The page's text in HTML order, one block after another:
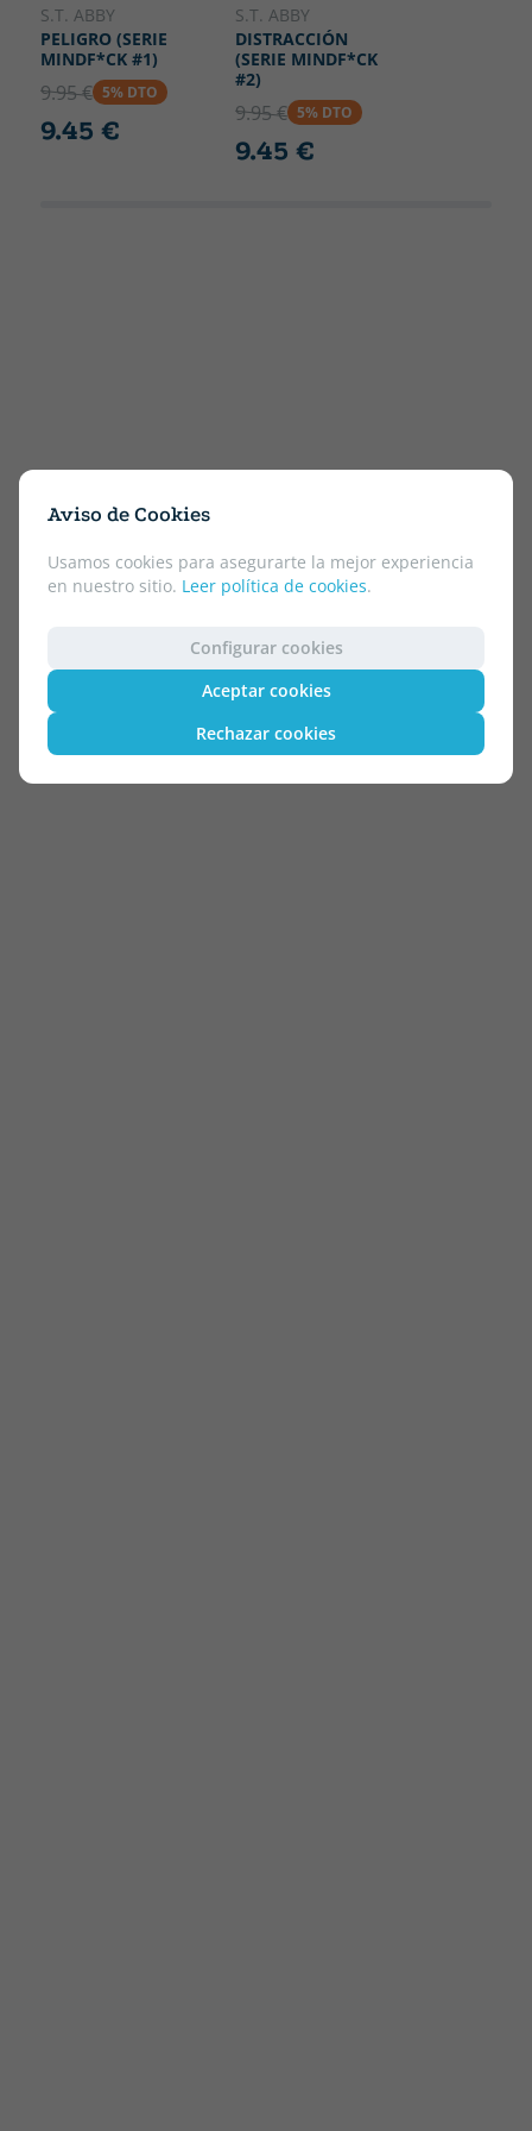
Aviso de Cookies
Usamos cookies para asegurarte la mejor experiencia
en nuestro sitio. Leer política de cookies.
Configurar cookies
Aceptar cookies
Rechazar cookies
S.T. ABBY
PELIGRO (SERIE
MINDF*CK #1)
9.95 € 5% DTO
9.45 €
S.T. ABBY
DISTRACCIÓN
(SERIE MINDF*CK
#2)
9.95 € 5% DTO
9.45 €